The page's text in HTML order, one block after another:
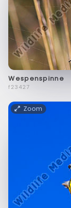
Wespenspinne
f23427
Zoom